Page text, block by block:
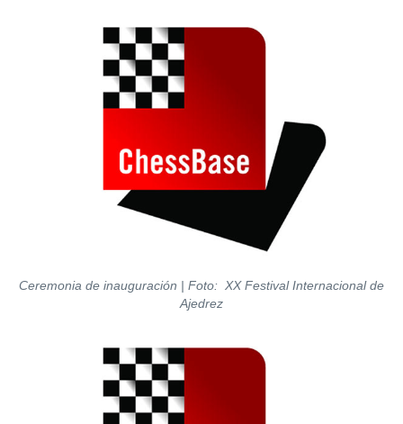
Ceremonia de inauguración | Foto: XX Festival Internacional de
Ajedrez